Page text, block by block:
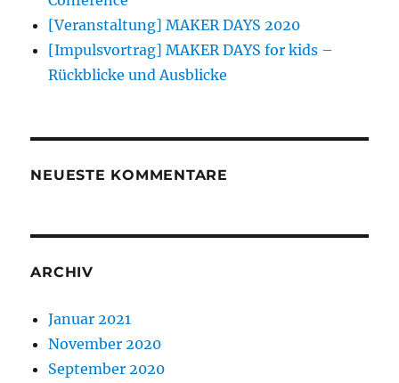
[Veranstaltung] MAKER DAYS 2020
[Impulsvortrag] MAKER DAYS for kids –
Rückblicke und Ausblicke
NEUESTE KOMMENTARE
ARCHIV
Januar 2021
November 2020
September 2020